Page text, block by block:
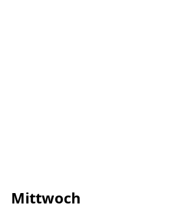
Mittwoch